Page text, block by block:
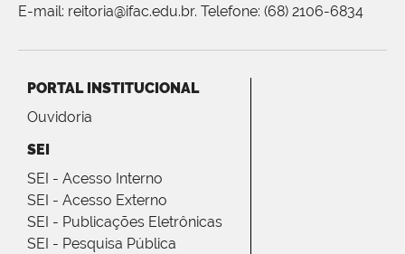
E-mail: reitoria@ifac.edu.br. Telefone: (68) 2106-6834
PORTAL INSTITUCIONAL
Ouvidoria
SEI
SEI - Acesso Interno
SEI - Acesso Externo
SEI - Publicações Eletrônicas
SEI - Pesquisa Pública